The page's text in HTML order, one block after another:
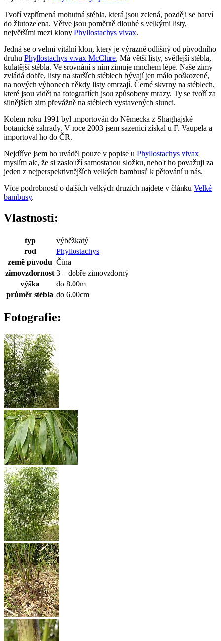
Tvoří vzpřímená mohutná stébla, která jsou zelená, později se barví
do žlutozelena. Větve jsou poměrně dlouhé s velkými listy,
největšími mezi klony Phyllostachys vivax.
Jedná se o velmi vitální klon, který je výrazně odlišný od původního
druhu Phyllostachys vivax McClure, Má větší listy, světlejší stébla,
kulatější stébla. Ve srovnání s ním zimuje mnohem lépe. Naše zimy
zvládá dobře, listy na starších stéblech bývají jen málo poškozené,
na nových výhonech někdy listy omrzají. Černé skvrny na stéblech,
které jsou vidět na fotografiích jsou způsobeny mrazy. Ty se tvoří za
silnějších zim převážně na stéblech vystavených slunci.
Kolem roku 1991 byl importován do Německa z Shaghajské
botanické zahrady. V roce 2003 jsem sazenici získal u F. Vaupela a
importoval ho do ČR.
Nejdříve jsem ho uváděl pouze v popise u Phyllostachys vivax
myslím ale, že si zaslouží samostanou složku, nebo't ho považuji za
jeden z nejperspektiv­nějších velkých bambusů k pětování u nás.
Více podrobností o dalších velkých druzích najdete v článku Velké
bambusy.
Vlastnosti:
typ
výběžkatý
rod
Phyllostachys
země původu Čína
zimovzdornost 3 – dobře zimovzdorný
výška
do 8.00m
průměr stébla do 6.00cm
Fotografie: